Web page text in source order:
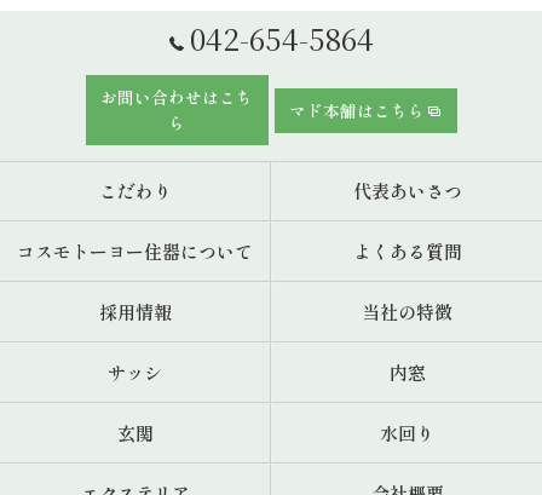
042-654-5864
お問い合わせはこち
ら
マド本舗はこちら
こだわり 代表あいさつ
コスモトーヨー住器について よくある質問
採用情報 当社の特徴
サッシ 内窓
玄関 水回り